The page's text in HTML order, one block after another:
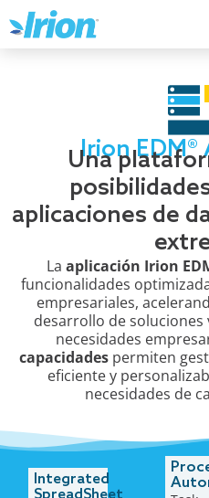
al
contenido
Irion
Una
aplicaciones de
La aplicación Irion
funcionalidades
empresariales,
desarrollo de
necesidades
capacidades permiten
eficiente y
necesidades de
Integrated